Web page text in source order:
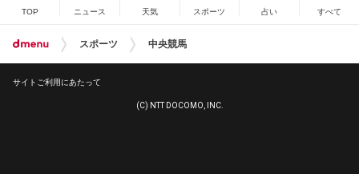
TOP ニュース 天気 スポーツ 占い すべて
スポーツ 中央競馬
サイトご利用にあたって
(C) NTT DOCOMO, INC.